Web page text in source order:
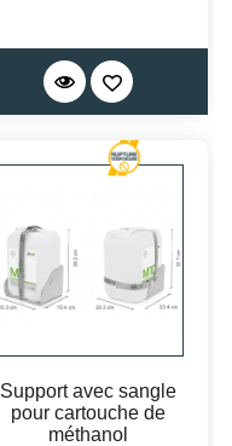
Support avec sangle
pour cartouche de
méthanol